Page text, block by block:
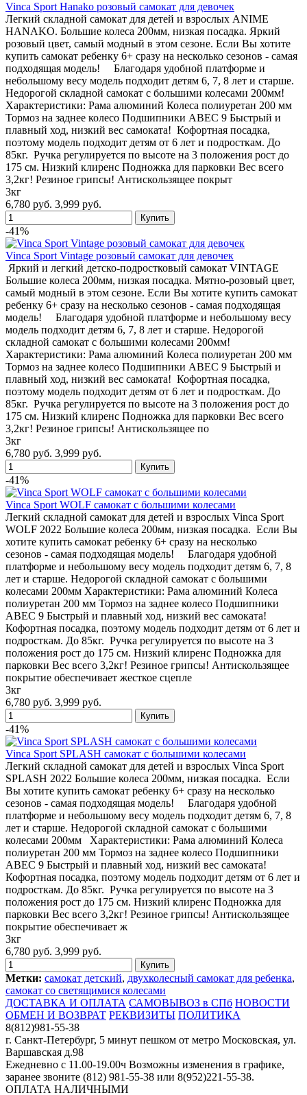
Vinca Sport Hanako розовый самокат для девочек
Легкий складной самокат для детей и взрослых ANIME
HANAKO. Большие колеса 200мм, низкая посадка. Яркий
розовый цвет, самый модный в этом сезоне. Если Вы хотите
купить самокат ребенку 6+ сразу на несколько сезонов - самая
подходящая модель! Благодаря удобной платформе и
небольшому весу модель подходит детям 6, 7, 8 лет и старше.
Недорогой складной самокат с большими колесами 200мм!
Характеристики: Рама алюминий Колеса полиуретан 200 мм
Тормоз на заднее колесо Подшипники ABEC 9 Быстрый и
плавный ход, низкий вес самоката! Кофортная посадка,
поэтому модель подходит детям от 6 лет и подросткам. До
85кг. Ручка регулируется по высоте на 3 положения рост до
175 см. Низкий клиренс Подножка для парковки Вес всего
3,2кг! Резиное грипсы! Антискользящее покрыт
3кг
6,780 руб. 3,999 руб.
-41%
Vinca Sport Vintage розовый самокат для девочек
Яркий и легкий детско-подростковый самокат VINTAGE
Большие колеса 200мм, низкая посадка. Мятно-розовый цвет,
самый модный в этом сезоне. Если Вы хотите купить самокат
ребенку 6+ сразу на несколько сезонов - самая подходящая
модель! Благодаря удобной платформе и небольшому весу
модель подходит детям 6, 7, 8 лет и старше. Недорогой
складной самокат с большими колесами 200мм!
Характеристики: Рама алюминий Колеса полиуретан 200 мм
Тормоз на заднее колесо Подшипники ABEC 9 Быстрый и
плавный ход, низкий вес самоката! Кофортная посадка,
поэтому модель подходит детям от 6 лет и подросткам. До
85кг. Ручка регулируется по высоте на 3 положения рост до
175 см. Низкий клиренс Подножка для парковки Вес всего
3,2кг! Резиное грипсы! Антискользящее по
3кг
6,780 руб. 3,999 руб.
-41%
Vinca Sport WOLF самокат с большими колесами
Легкий складной самокат для детей и взрослых Vinca Sport
WOLF 2022 Большие колеса 200мм, низкая посадка. Если Вы
хотите купить самокат ребенку 6+ сразу на несколько
сезонов - самая подходящая модель! Благодаря удобной
платформе и небольшому весу модель подходит детям 6, 7, 8
лет и старше. Недорогой складной самокат с большими
колесами 200мм Характеристики: Рама алюминий Колеса
полиуретан 200 мм Тормоз на заднее колесо Подшипники
ABEC 9 Быстрый и плавный ход, низкий вес самоката!
Кофортная посадка, поэтому модель подходит детям от 6 лет и
подросткам. До 85кг. Ручка регулируется по высоте на 3
положения рост до 175 см. Низкий клиренс Подножка для
парковки Вес всего 3,2кг! Резиное грипсы! Антискользящее
покрытие обеспечивает жесткое сцепле
3кг
6,780 руб. 3,999 руб.
-41%
Vinca Sport SPLASH самокат с большими колесами
Легкий складной самокат для детей и взрослых Vinca Sport
SPLASH 2022 Большие колеса 200мм, низкая посадка. Если
Вы хотите купить самокат ребенку 6+ сразу на несколько
сезонов - самая подходящая модель! Благодаря удобной
платформе и небольшому весу модель подходит детям 6, 7, 8
лет и старше. Недорогой складной самокат с большими
колесами 200мм Характеристики: Рама алюминий Колеса
полиуретан 200 мм Тормоз на заднее колесо Подшипники
ABEC 9 Быстрый и плавный ход, низкий вес самоката!
Кофортная посадка, поэтому модель подходит детям от 6 лет и
подросткам. До 85кг. Ручка регулируется по высоте на 3
положения рост до 175 см. Низкий клиренс Подножка для
парковки Вес всего 3,2кг! Резиное грипсы! Антискользящее
покрытие обеспечивает ж
3кг
6,780 руб. 3,999 руб.
Метки: самокат детский, двухколесный самокат для ребенка,
самокат со светящимися колесами
ДОСТАВКА И ОПЛАТА САМОВЫВОЗ в СПб НОВОСТИ
ОБМЕН И ВОЗВРАТ РЕКВИЗИТЫ ПОЛИТИКА
8(812)981-55-38
г. Санкт-Петербург, 5 минут пешком от метро Московская, ул.
Варшавская д.98
Ежедневно c 11.00-19.00ч Возможны изменения в графике,
заранее звоните (812) 981-55-38 или 8(952)221-55-38.
ОПЛАТА НАЛИЧНЫМИ